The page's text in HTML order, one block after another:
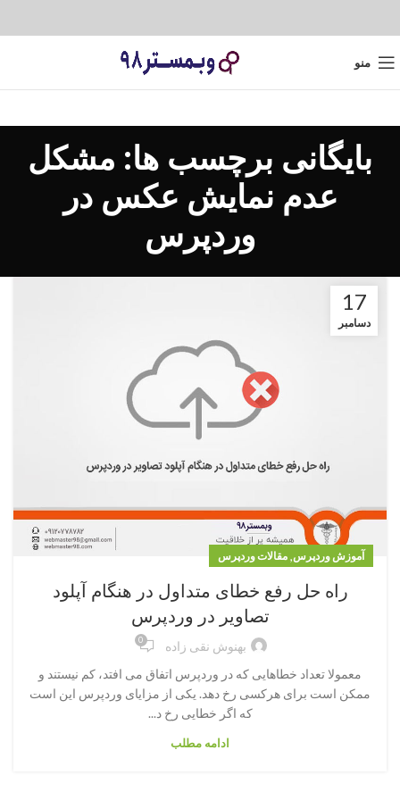
منو
بایگانی برچسب ها: مشکل
عدم نمایش عکس در
وردپرس
17
دسامبر
آموزش وردپرس, مقالات وردپرس
راه حل رفع خطای متداول در هنگام آپلود
تصاویر در وردپرس
بهنوش نقی زاده 0
معمولا تعداد خطاهایی که در وردپرس اتفاق می افتد، کم نیستند و
ممکن است برای هرکسی رخ دهد. یکی از مزایای وردپرس این است
که اگر خطایی رخ د...
ادامه مطلب